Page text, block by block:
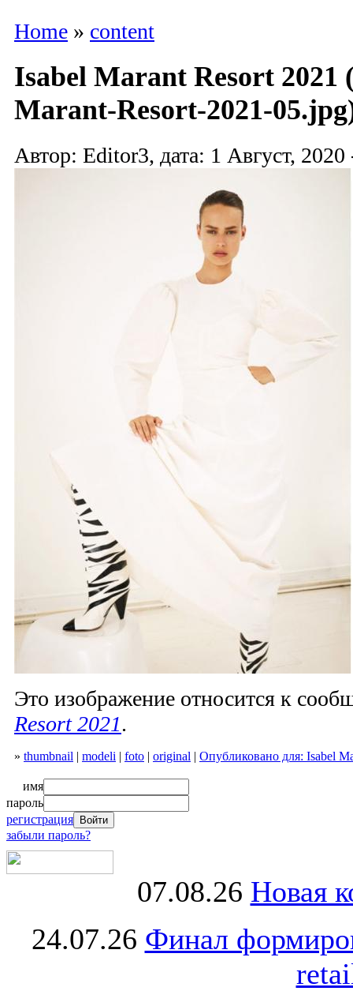
Home » content
Isabel Marant Resort 2021
Marant-Resort-2021-
Автор: Editor3, дата: 1 Август, 2020
Это изображение относится к
Resort 2021.
» thumbnail | modeli | foto | original | Опубликовано для: Isabel
имя
пароль
регистрация
забыли пароль?
07.08.26 Новая
24.07.26 Финал